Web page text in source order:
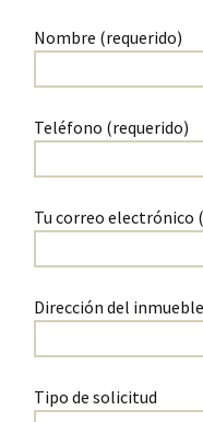
Nombre (requerido)
Teléfono (requerido)
Tu correo electrónico
Dirección del inmueble
Tipo de solicitud